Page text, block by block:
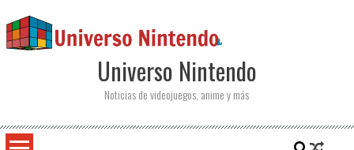
Universo Nintendo
Noticias de videojuegos, anime y más